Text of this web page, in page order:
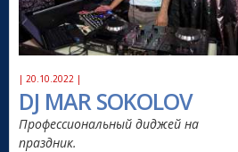
| 20.10.2022 |
DJ MAR SOKOLOV
Профессиональный диджей на
праздник.